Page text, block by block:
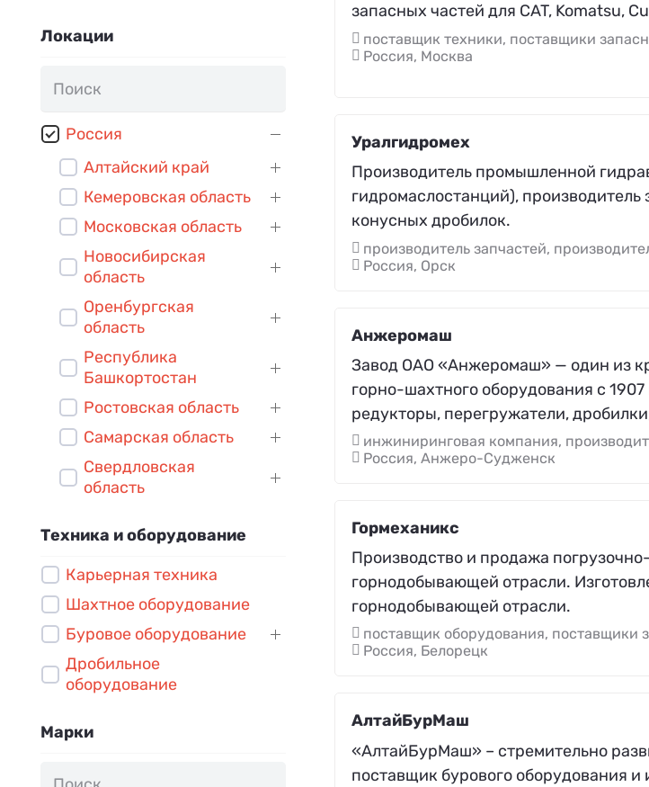
Локации
Россия
Алтайский край
Кемеровская область
Московская область
Новосибирская
область
Оренбургская
область
Республика
Башкортостан
Ростовская область
Самарская область
Свердловская
область
Техника и оборудование
Карьерная техника
Шахтное оборудование
Буровое оборудование
Дробильное
оборудование
Марки
запасных частей для CAT, Komatsu,
поставщик техники, поставщики
Россия, Москва
Уралгидромех
Производитель промышленной
гидромаслостанций),
конусных дробилок.
производитель запчастей,
Россия, Орск
Анжеромаш
Завод ОАО «Анжеромаш» — один из
горно-шахтного оборудования с
редукторы, перегружатели,
инжиниринговая компания,
Россия, Анжеро-Судженск
Гормеханикс
Производство и продажа
горнодобывающей отрасли.
горнодобывающей отрасли.
поставщик оборудования, поставщики
Россия, Белорецк
АлтайБурМаш
«АлтайБурМаш» – стремительно
поставщик бурового оборудования